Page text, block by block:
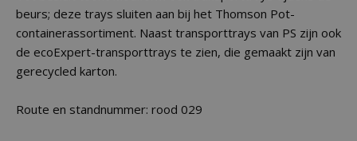
beurs; deze trays sluiten aan bij het Thomson Pot-
containerassortiment. Naast transporttrays van PS zijn ook
de ecoExpert-transporttrays te zien, die gemaakt zijn van
gerecycled karton.
Route en standnummer: rood 029